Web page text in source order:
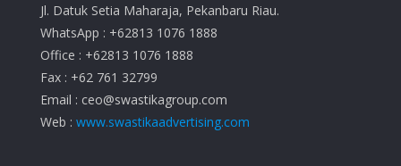
Jl. Datuk Setia Maharaja, Pekanbaru Riau.
WhatsApp : +62813 1076 1888
Office : +62813 1076 1888
Fax : +62 761 32799
Email : ceo@swastikagroup.com
Web : www.swastikaadvertising.com